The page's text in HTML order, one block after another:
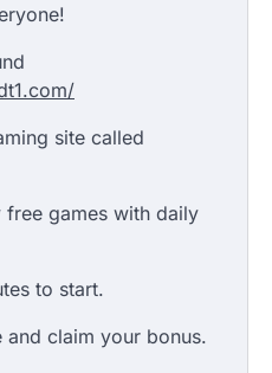
site called
free games with daily
to start.
and claim your bonus.